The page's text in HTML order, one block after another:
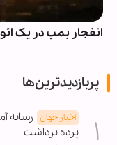
انفجار بمب در یک
پربازدیدترین‌ها
اخبار جهان رسانه
پرده برداشت